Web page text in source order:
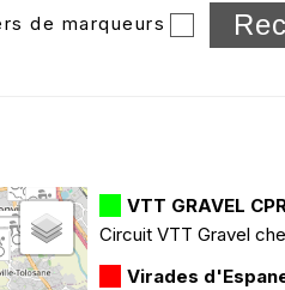
Dossier
et
de marqueurs
VTT GRAVEL
Circuit VTT Gravel
Virades